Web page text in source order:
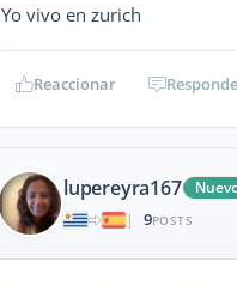
Yo vivo en zurich
Reaccionar
lupereyra167
|
9POSTS